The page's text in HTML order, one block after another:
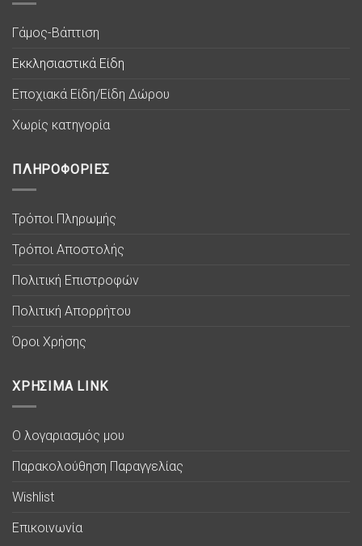
Γάμος-Βάπτιση
Εκκλησιαστικά Είδη
Εποχιακά Είδη/Είδη Δώρου
Χωρίς κατηγορία
ΠΛΗΡΟΦΟΡΙΕΣ
Τρόποι Πληρωμής
Τρόποι Αποστολής
Πολιτική Επιστροφών
Πολιτική Απορρήτου
Όροι Χρήσης
ΧΡΗΣΙΜΑ LINK
Ο λογαριασμός μου
Παρακολούθηση Παραγγελίας
Wishlist
Επικοινωνία